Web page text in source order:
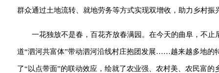
群众通过土地流转、就地劳务等方式实现双增收，助力乡村振
一花独放不是春，百花齐放春满园。在今天的曲阜，不
道“泗河共富体”带动泗河沿线村庄抱团发展……越来越多地的
了“以点带面”的联动效应，绘就了农业强、农村美、农民富